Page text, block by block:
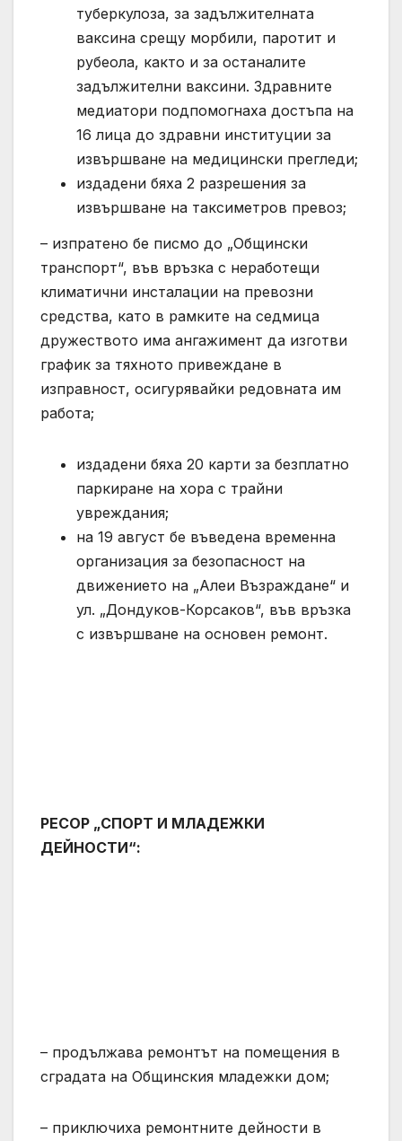
туберкулоза, за задължителната
ваксина срещу морбили, паротит и
рубеола, както и за останалите
задължителни ваксини. Здравните
медиатори подпомогнаха достъпа на
16 лица до здравни институции за
извършване на медицински прегледи;
издадени бяха 2 разрешения за
извършване на таксиметров превоз;
– изпратено бе писмо до „Общински
транспорт“, във връзка с неработещи
климатични инсталации на превозни
средства, като в рамките на седмица
дружеството има ангажимент да изготви
график за тяхното привеждане в
изправност, осигурявайки редовната им
работа;
издадени бяха 20 карти за безплатно
паркиране на хора с трайни
увреждания;
на 19 август бе въведена временна
организация за безопасност на
движението на „Алеи Възраждане“ и
ул. „Дондуков-Корсаков“, във връзка
с извършване на основен ремонт.
РЕСОР „СПОРТ И МЛАДЕЖКИ
ДЕЙНОСТИ“:
– продължава ремонтът на помещения в
сградата на Общинския младежки дом;
– приключиха ремонтните дейности в